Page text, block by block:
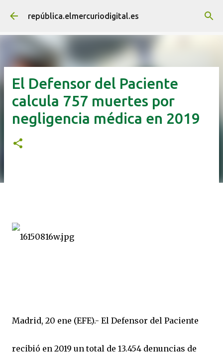
Ir al contenido principal
república.elmercuriodigital.es
El Defensor del Paciente
calcula 757 muertes por
negligencia médica en 2019
Madrid, 20 ene (EFE).- El Defensor del Paciente
recibió en 2019 un total de 13.454 denuncias de